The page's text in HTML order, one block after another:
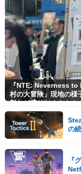
『NTE: Neverness
村の大冒険」現地の様
影など盛りだくさん！
の
『